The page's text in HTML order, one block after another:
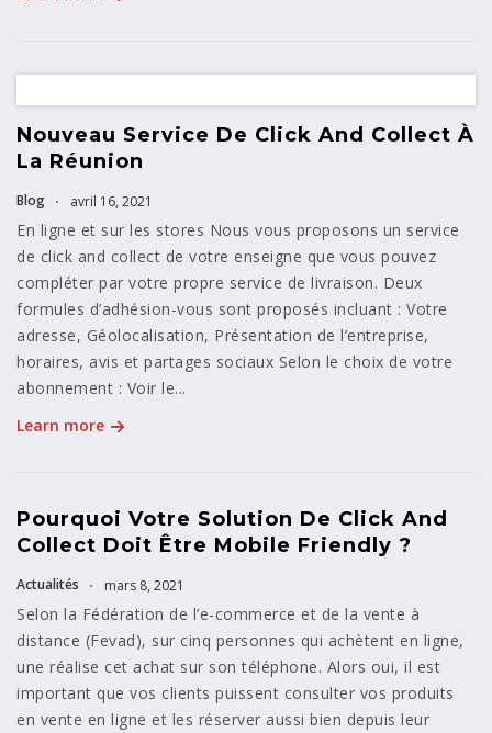
Nouveau Service De Click And Collect À
La Réunion
Blog avril 16, 2021
En ligne et sur les stores Nous vous proposons un service
de click and collect de votre enseigne que vous pouvez
compléter par votre propre service de livraison. Deux
formules d’adhésion-vous sont proposés incluant : Votre
adresse, Géolocalisation, Présentation de l’entreprise,
horaires, avis et partages sociaux Selon le choix de votre
abonnement : Voir le...
Learn more
Pourquoi Votre Solution De Click And
Collect Doit Être Mobile Friendly ?
Actualités mars 8, 2021
Selon la Fédération de l’e-commerce et de la vente à
distance (Fevad), sur cinq personnes qui achètent en ligne,
une réalise cet achat sur son téléphone. Alors oui, il est
important que vos clients puissent consulter vos produits
en vente en ligne et les réserver aussi bien depuis leur